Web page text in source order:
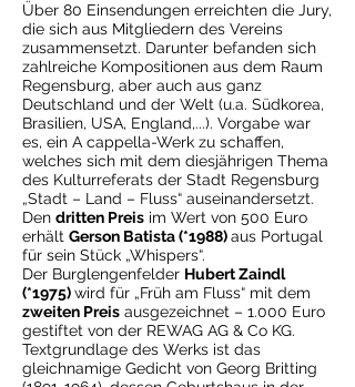
Über 80 Einsendungen erreichten die Jury,
die sich aus Mitgliedern des Vereins
zusammensetzt. Darunter befanden sich
zahlreiche Kompositionen aus dem Raum
Regensburg, aber auch aus ganz
Deutschland und der Welt (u.a. Südkorea,
Brasilien, USA, England,...). Vorgabe war
es, ein A cappella-Werk zu schaffen,
welches sich mit dem diesjährigen Thema
des Kulturreferats der Stadt Regensburg
„Stadt – Land – Fluss“ auseinandersetzt.
Den dritten Preis im Wert von 500 Euro
erhält Gerson Batista (*1988)aus Portugal
für sein Stück „Whispers“.
Der Burglengenfelder Hubert Zaindl
(*1975)wird für „Früh am Fluss“ mit dem
zweiten Preis ausgezeichnet – 1.000 Euro
gestiftet von der REWAG AG & Co KG.
Textgrundlage des Werks ist das
gleichnamige Gedicht von Georg Britting